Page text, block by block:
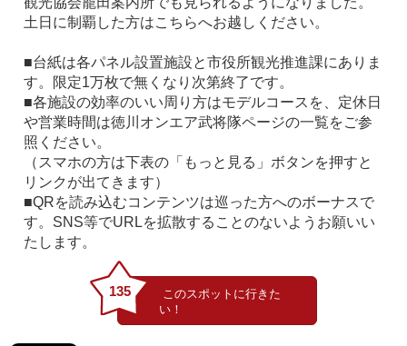
土日に制覇した方はこちらへお越しください。
■台紙は各パネル設置施設と市役所観光推進課にありま
す。限定1万枚で無くなり次第終了です。
■各施設の効率のいい周り方はモデルコースを、定休日
や営業時間は徳川オンエア武将隊ページの一覧をご参
照ください。
（スマホの方は下表の「もっと見る」ボタンを押すと
リンクが出てきます）
■QRを読み込むコンテンツは巡った方へのボーナスで
す。SNS等でURLを拡散することのないようお願いい
たします。
135